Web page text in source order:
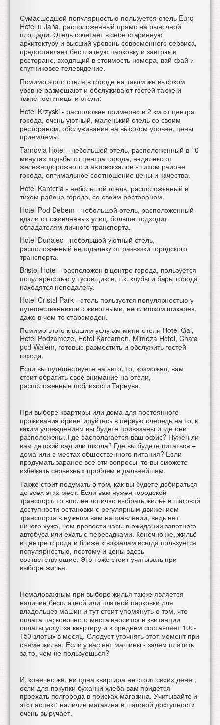
Сумасшедшей популярностью пользуется отель Euro
Hotel u Jana, расположенный прямо на рыночной
площади. Отель сочетает в себе старинную
архитектуру и высший уровень современного сервиса,
предоставляет бесплатную парковку и завтрак в
ресторане, входящий в стоимость номера, вай-фай и
спутниковое телевидение.
Помимо этого отеля в городе на таком же высоком
уровне размещают и обслуживают гостей также и
такие гостиницы и отели:
Hotel Krzyski - расположен примерно в 2 км от центра
города, очень уютный, маленький отель со своим
рестораном, обслуживание на высоком уровне, цены
приемлемы.
Tarnovia Hotel - небольшой отель, расположенный в 10
минутах ходьбы от центра города, недалеко от
жележнодорожного и автовокзалов в тихом районе
города, оптимальное соотношение цены и качества.
Hotel Kantoria - небольшой отель, расположенный в
тихом районе города, со своим рестораном.
Hotel Pod Debem - небольшой отель, расположенный
вдали от оживленных улиц, больше подходит
обладателям личного транспорта.
Hotel Dunajec - небольшой уютный отель,
расположенный неподалеку от развязки городского
транспорта.
Bristol Hotel - расположен в центре города, пользуется
популярностью у тусовщиков, т.к. клубы и бары города
находятся неподалеку.
Hotel Cristal Park - отель пользуется популярностью у
путешественников с животными, не слишком шикарен,
даже в чем-то старомоден.
Помимо этого к вашим услугам мини-отели Hotel Gal,
Hotel Podzamcze, Hotel Kardamon, Mimoza Hotel, Chata
pod Walem, готовые разместить и обслужить гостей
города.
Если вы путешествуете на авто, то, возможно, вам
стоит обратить своё внимание на отели,
расположенные поблизости Тарнува.
При выборе квартиры или дома для постоянного
проживания ориентируйтесь в первую очередь на то, к
каким учреждениям вы будете привязаны и где они
расположены. Где располагается ваш офис? Нужен ли
вам детский сад или школа? Где вы будете питаться –
дома или в местах общественного питания? Если
продумать заранее все эти вопросы, то вы сможете
избежать серьёзных проблем в дальнейшем.
Также стоит подумать о том, как вы будете добираться
до всех этих мест. Если вам нужен городской
транспорт, то вполне логично выбрать жильё в шаговой
доступности остановки с регулярным движением
транспорта в нужном вам направлении, ведь нет
ничего хуже, чем провести часы в ожидании заветного
автобуса или ехать с пересадками. Конечно же, жильё
в центре города и ближе к вокзалам всегда пользуется
популярностью, поэтому и цены здесь
соответствующие. Это тоже стоит учитывать при
выборе жилья.
Немаловажным при выборе жилья также является
наличие бесплатной или платной парковки для
владельцев машин и тут стоит упомянуть о том, что
оплата парковочного места вносится в квитанции
оплаты услуг за квартиру и в среднем составляет 100-
150 злотых в месяц. Следует уточнять этот момент при
съеме жилья. Если у вас нет машины - зачем платить
за то, чем не пользуешься?
И, конечно же, ни одна квартира не стоит своих денег,
если для покупки буханки хлеба вам придется
проехать полгорода в поисках магазина. Учитывайте и
этот аспект: наличие магазина в шаговой доступности
очень выручает.